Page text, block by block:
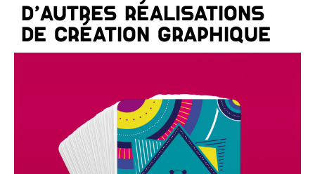
D'AUTRES RÉALISATIONS
DE CRÉATION GRAPHIQUE